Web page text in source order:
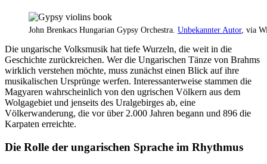
John Brenkacs Hungarian Gypsy Orchestra. Unbekannter Autor, via
Die ungarische Volksmusik hat tiefe Wurzeln, die weit in die
Geschichte zurückreichen. Wer die Ungarischen Tänze von Brahms
wirklich verstehen möchte, muss zunächst einen Blick auf ihre
musikalischen Ursprünge werfen. Interessanterweise stammen die
Magyaren wahrscheinlich von den ugrischen Völkern aus dem
Wolgagebiet und jenseits des Uralgebirges ab, eine
Völkerwanderung, die vor über 2.000 Jahren begann und 896 die
Karpaten erreichte.
Die Rolle der ungarischen Sprache im Rhythmus